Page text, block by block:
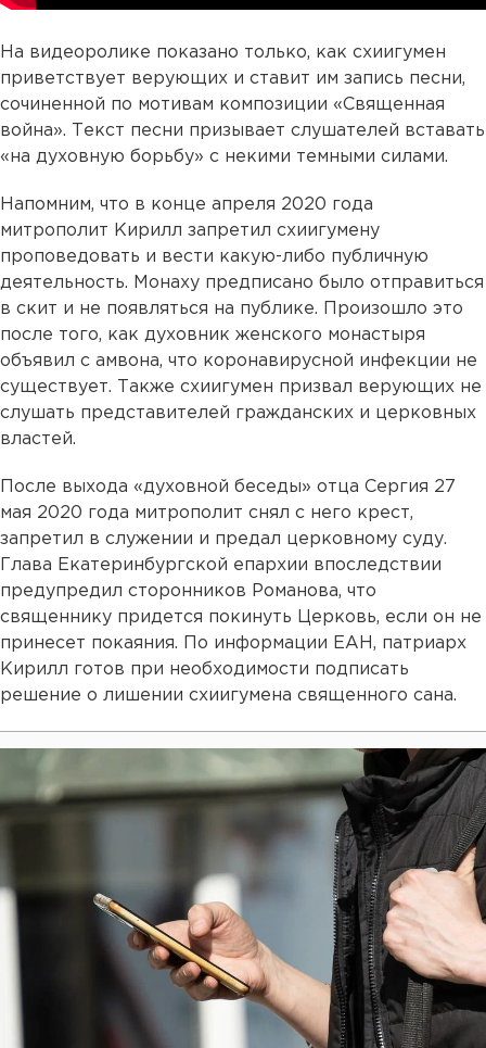
На видеоролике показано только, как схиигумен
приветствует верующих и ставит им запись песни,
сочиненной по мотивам композиции «Священная
война». Текст песни призывает слушателей вставать
«на духовную борьбу» с некими темными силами.
Напомним, что в конце апреля 2020 года
митрополит Кирилл запретил схиигумену
проповедовать и вести какую-либо публичную
деятельность. Монаху предписано было отправиться
в скит и не появляться на публике. Произошло это
после того, как духовник женского монастыря
объявил с амвона, что коронавирусной инфекции не
существует. Также схиигумен призвал верующих не
слушать представителей гражданских и церковных
властей.
После выхода «духовной беседы» отца Сергия 27
мая 2020 года митрополит снял с него крест,
запретил в служении и предал церковному суду.
Глава Екатеринбургской епархии впоследствии
предупредил сторонников Романова, что
священнику придется покинуть Церковь, если он не
принесет покаяния. По информации ЕАН, патриарх
Кирилл готов при необходимости подписать
решение о лишении схиигумена священного сана.